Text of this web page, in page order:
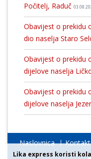
Lika express koristi
Počitelj, Raduč
Obavijest o prekidu
dio naselja Staro
Obavijest o prekidu
dijelove naselja
Obavijest o prekidu
dijelove naselja
Naslovnica Kontakt